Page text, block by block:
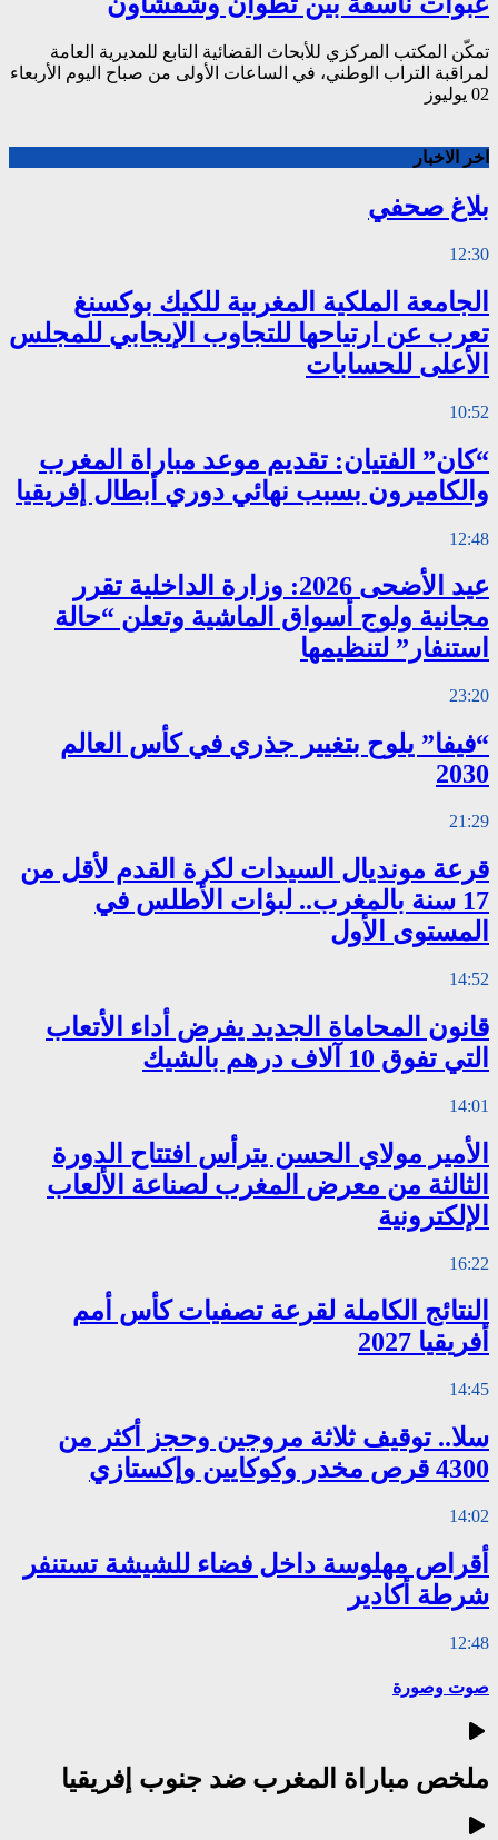
تمكّن المكتب المركزي للأبحاث القضائية التابع للمديرية العامة
لمراقبة التراب الوطني، في الساعات الأولى من صباح اليوم الأربعاء
02 يوليوز
اخر الاخبار
بلاغ صحفي
12:30
الجامعة الملكية المغربية للكيك بوكسنغ
تعرب عن ارتياحها للتجاوب الإيجابي للمجلس
الأعلى للحسابات
10:52
“كان” الفتيان: تقديم موعد مباراة المغرب
والكاميرون بسبب نهائي دوري أبطال إفريقيا
12:48
عيد الأضحى 2026: وزارة الداخلية تقرر
مجانية ولوج أسواق الماشية وتعلن “حالة
استنفار” لتنظيمها
23:20
“فيفا” يلوح بتغيير جذري في كأس العالم
2030
21:29
قرعة مونديال السيدات لكرة القدم لأقل من
17 سنة بالمغرب.. لبؤات الأطلس في
المستوى الأول
14:52
قانون المحاماة الجديد يفرض أداء الأتعاب
التي تفوق 10 آلاف درهم بالشيك
14:01
الأمير مولاي الحسن يترأس افتتاح الدورة
الثالثة من معرض المغرب لصناعة الألعاب
الإلكترونية
16:22
النتائج الكاملة لقرعة تصفيات كأس أمم
أفريقيا 2027
14:45
سلا.. توقيف ثلاثة مروجين وحجز أكثر من
4300 قرص مخدر وكوكايين وإكستازي
14:02
أقراص مهلوسة داخل فضاء للشيشة تستنفر
شرطة أكادير
12:48
صوت وصورة
ملخص مباراة المغرب ضد جنوب إفريقيا